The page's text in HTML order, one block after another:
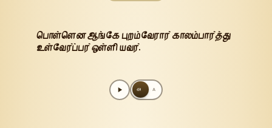
பொள்ளென ஆங்கே புறம்வேரார் காலம்பார்த்து
உள்வேர்ப்பர் ஒள்ளி யவர்.
அ A